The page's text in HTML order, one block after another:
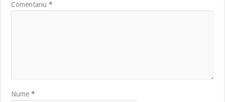
Comentariu*
Nume*